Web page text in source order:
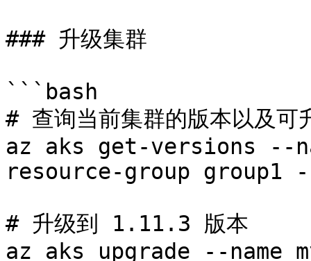
### 升级集群
```bash
# 查询当前集群的版本以及可
az aks get-versions --
resource-group
# 升级到 1.11.3 版本
az aks upgrade --name